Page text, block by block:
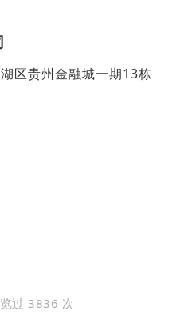
区贵州金融城一期13栋
过 3836 次